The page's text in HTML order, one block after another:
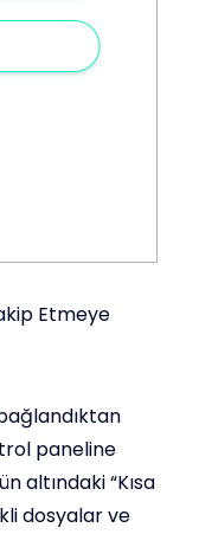
Etmeye
paneline
altındaki “Kısa
dosyalar ve